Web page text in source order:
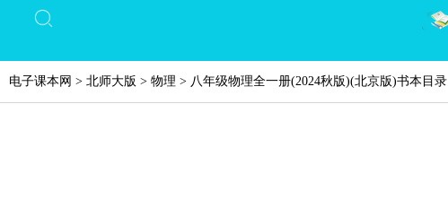
电子课本网 > 北师大版 > 物理 > 八年级物理全一册(2024秋版)(北京版)书本目录